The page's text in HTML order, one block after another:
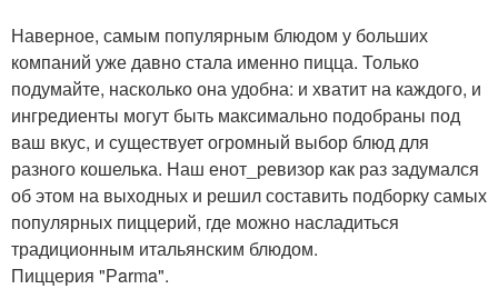
Наверное, самым популярным блюдом у больших
компаний уже давно стала именно пицца. Только
подумайте, насколько она удобна: и хватит на каждого, и
ингредиенты могут быть максимально подобраны под
ваш вкус, и существует огромный выбор блюд для
разного кошелька. Наш енот_ревизор как раз задумался
об этом на выходных и решил составить подборку самых
популярных пиццерий, где можно насладиться
традиционным итальянским блюдом.
Пиццерия "Рarma".